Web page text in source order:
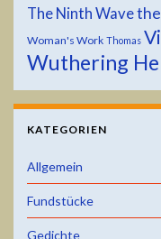
The Ninth Wave
Woman's Work Thomas
Wuthering
KATEGORIEN
Allgemein
Fundstücke
Gedichte